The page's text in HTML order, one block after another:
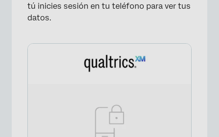
tú inicies sesión en tu teléfono para ver tus
datos.